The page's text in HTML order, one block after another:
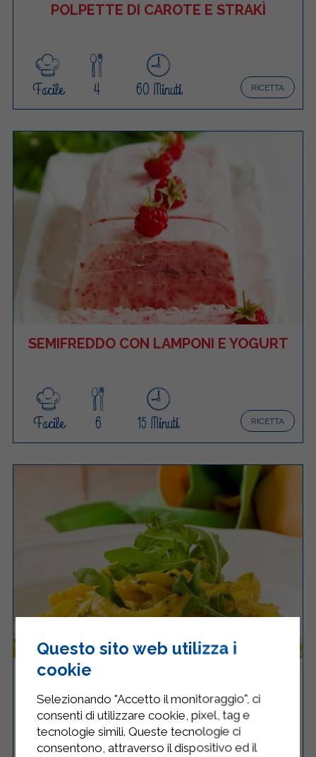
POLPETTE DI CAROTE E STRAKÌ
RICETTA
Facile 4 60 Minuti
SEMIFREDDO CON LAMPONI E YOGURT
RICETTA
Facile 6 15 Minuti
SPAGHETTI CON PESTO DI RUCOLA E
ZAFFERANO
RICETTA
Questo sito web utilizza i
cookie
Selezionando "Accetto il monitoraggio", ci
consenti di utilizzare cookie, pixel, tag e
tecnologie simili. Queste tecnologie ci
consentono, attraverso il dispositivo ed il